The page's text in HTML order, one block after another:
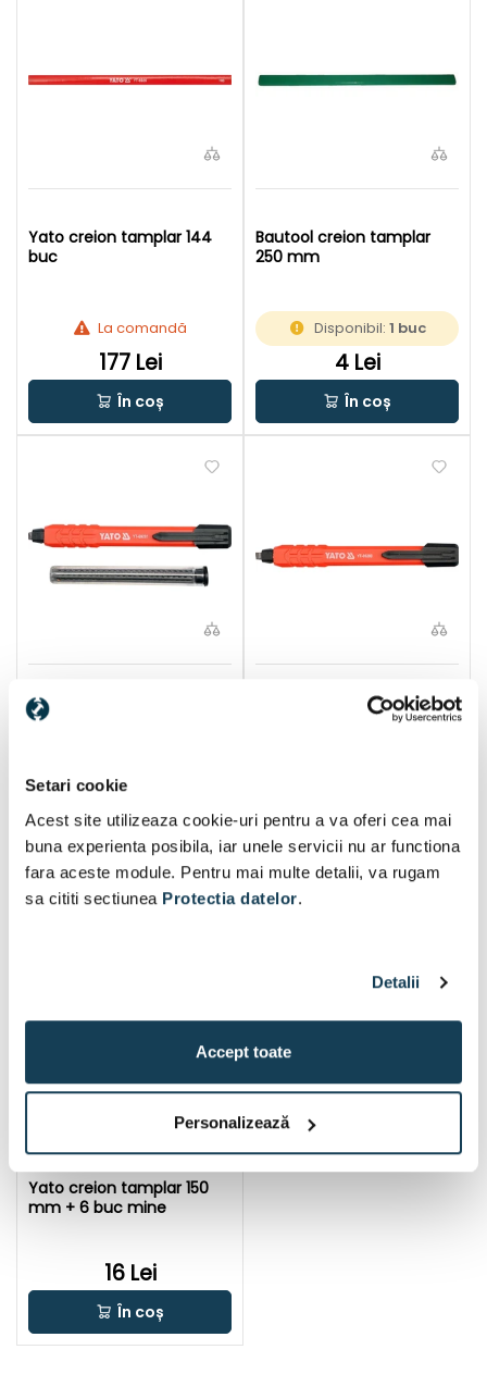
Setari cookie
Acest site utilizeaza cookie-uri pentru a va oferi cea mai
buna experienta posibila, iar unele servicii nu ar functiona
fara aceste module. Pentru mai multe detalii, va rugam
sa cititi sectiunea Protectia datelor.
Detalii
Accept toate
Personalizează
Yato creion tamplar 144
buc
La comandă
177 Lei
În coș
Bautool creion tamplar
250 mm
Disponibil: 1 buc
4 Lei
În coș
Yato creion tamplar cu
9 Lei
În coș
Yato YT-69280 creion
4 Lei
În coș
Yato creion tamplar 150
mm + 6 buc mine
16 Lei
În coș